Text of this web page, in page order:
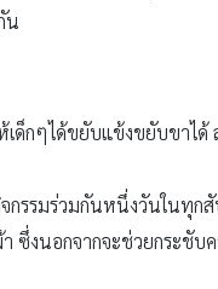
น
กๆได้ขยับแข้งขยับขาได้
รมร่วมกันหนึ่งวันในทุก
ซึ่งนอกจากจะช่วยกระชั